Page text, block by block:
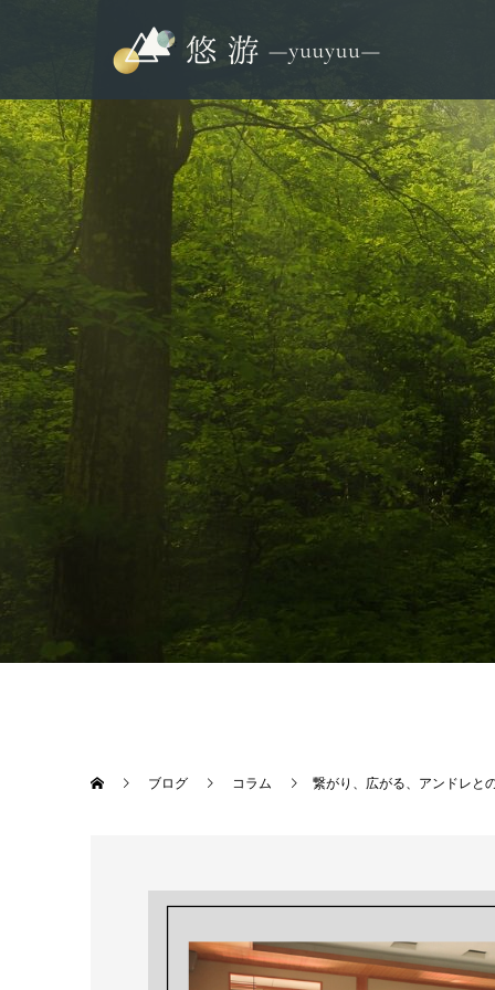
ブログ コラム 繋がり、広がる、アンドレと